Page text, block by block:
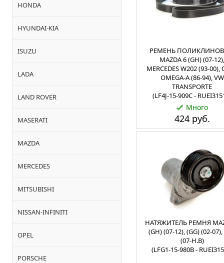
HONDA
HYUNDAI-KIA
ISUZU
LADA
LAND ROVER
MASERATI
MAZDA
MERCEDES
MITSUBISHI
NISSAN-INFINITI
OPEL
PORSCHE
РЕМЕНЬ
MAZDA 6 (GH) (07-12),
MERCEDES W202 (93-00),
OMEGA-A (86-94), VW
TRANSPORTE
(LF4J-15-909C -
Много
424 руб.
НАТЯЖИТЕЛЬ РЕМНЯ
(GH) (07-12), (GG) (02-07),
(07-Н.В)
(LFG1-15-980B -